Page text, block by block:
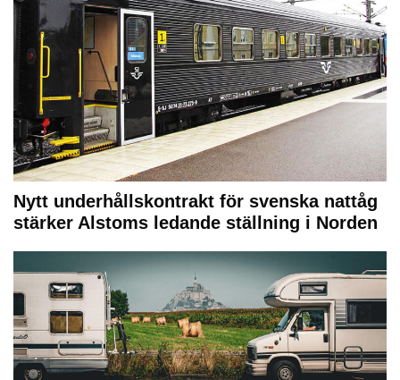
Nytt underhållskontrakt för svenska nattåg
stärker Alstoms ledande ställning i Norden